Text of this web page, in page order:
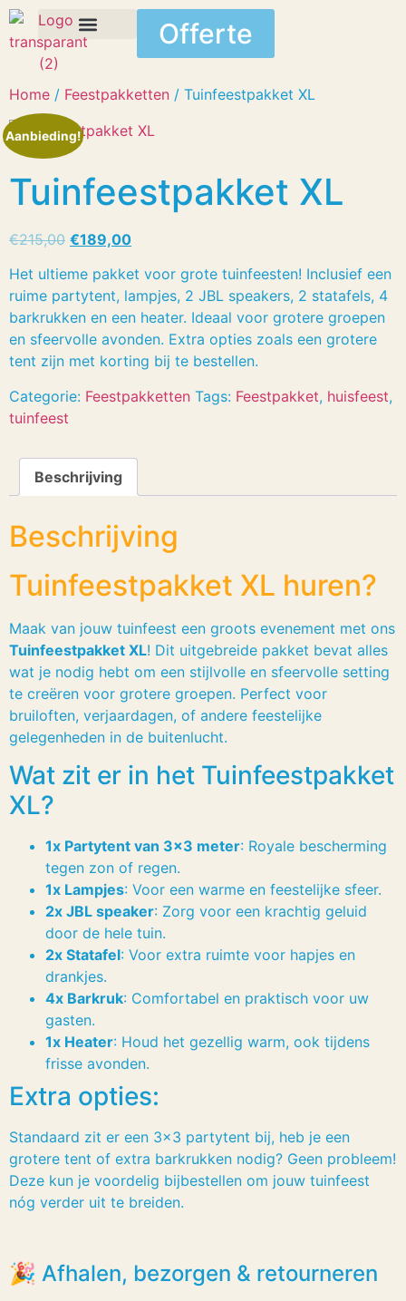
Offerte
Home / Feestpakketten / Tuinfeestpakket XL
Aanbieding!
Tuinfeestpakket XL
€215,00 €189,00
Het ultieme pakket voor grote tuinfeesten! Inclusief een
ruime partytent, lampjes, 2 JBL speakers, 2 statafels, 4
barkrukken en een heater. Ideaal voor grotere groepen
en sfeervolle avonden. Extra opties zoals een grotere
tent zijn met korting bij te bestellen.
Categorie: Feestpakketten Tags: Feestpakket, huisfeest,
tuinfeest
Beschrijving
Beschrijving
Tuinfeestpakket XL huren?
Maak van jouw tuinfeest een groots evenement met ons
Tuinfeestpakket XL! Dit uitgebreide pakket bevat alles
wat je nodig hebt om een stijlvolle en sfeervolle setting
te creëren voor grotere groepen. Perfect voor
bruiloften, verjaardagen, of andere feestelijke
gelegenheden in de buitenlucht.
Wat zit er in het Tuinfeestpakket
XL?
1x Partytent van 3×3 meter: Royale bescherming
tegen zon of regen.
1x Lampjes: Voor een warme en feestelijke sfeer.
2x JBL speaker: Zorg voor een krachtig geluid
door de hele tuin.
2x Statafel: Voor extra ruimte voor hapjes en
drankjes.
4x Barkruk: Comfortabel en praktisch voor uw
gasten.
1x Heater: Houd het gezellig warm, ook tijdens
frisse avonden.
Extra opties:
Standaard zit er een 3×3 partytent bij, heb je een
grotere tent of extra barkrukken nodig? Geen probleem!
Deze kun je voordelig bijbestellen om jouw tuinfeest
nóg verder uit te breiden.
🎉 Afhalen, bezorgen & retourneren